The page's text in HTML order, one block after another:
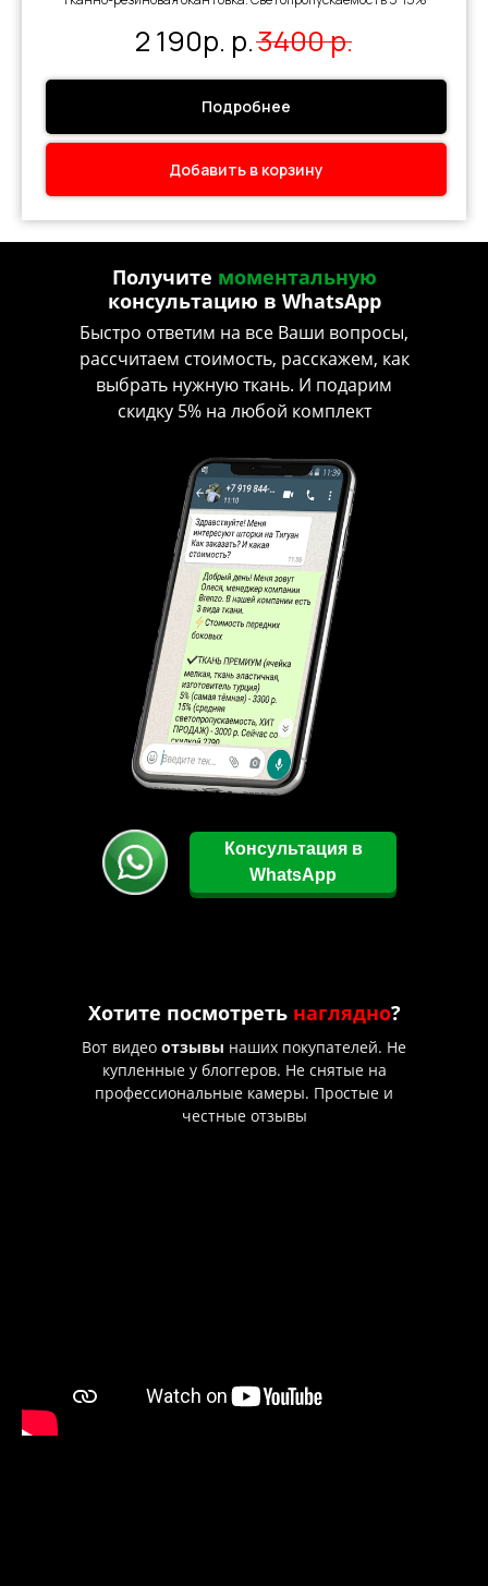
2 190р. р.3400р.
Подробнее
Добавить в корзину
Быстро ответим на все Ваши вопросы,
рассчитаем стоимость, расскажем, как
выбрать нужную ткань. И подарим
скидку 5% на любой комплект
Получите моментальную
консультацию в WhatsApp
Консультация в
WhatsApp
Вот видео отзывы наших покупателей. Не
купленные у блоггеров. Не снятые на
профессиональные камеры. Простые и
честные отзывы
Хотите посмотреть наглядно?